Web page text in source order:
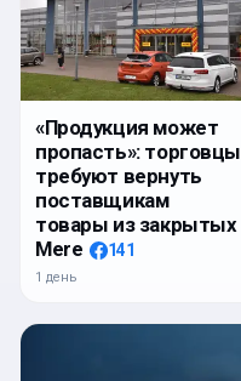
«Продукция может
пропасть»: торговцы
требуют вернуть
поставщикам
товары из закрытых
Mere
141
1 день